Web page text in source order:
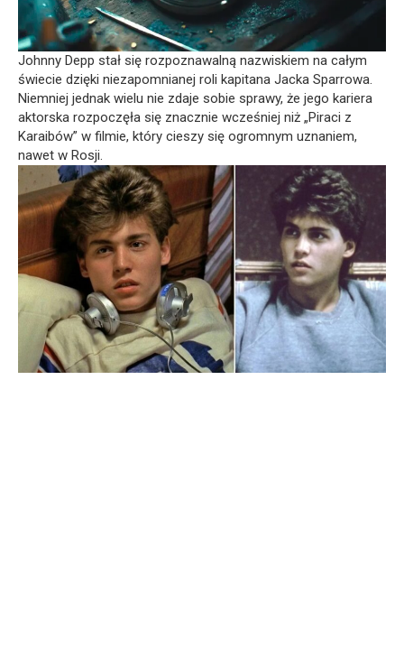
Johnny Depp stał się rozpoznawalną nazwiskiem na całym
świecie dzięki niezapomnianej roli kapitana Jacka Sparrowa.
Niemniej jednak wielu nie zdaje sobie sprawy, że jego kariera
aktorska rozpoczęła się znacznie wcześniej niż „Piraci z
Karaibów” w filmie, który cieszy się ogromnym uznaniem,
nawet w Rosji.